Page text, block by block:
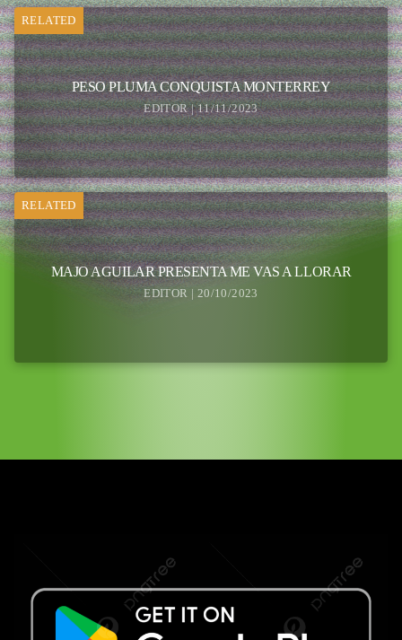
RELATED
PESO PLUMA CONQUISTA MONTERREY
EDITOR | 11/11/2023
RELATED
MAJO AGUILAR PRESENTA ME VAS A LLORAR
EDITOR | 20/10/2023